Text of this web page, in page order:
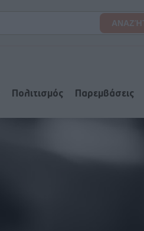
Πολιτισμός Παρεμβάσεις